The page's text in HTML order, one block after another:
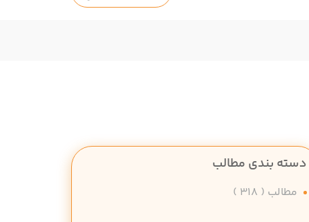
دسته بندی مطالب
مطالب ( 318 )